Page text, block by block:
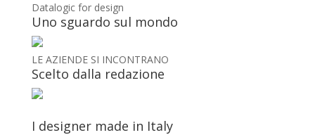
Datalogic for design
Uno sguardo sul mondo
LE AZIENDE SI INCONTRANO
Scelto dalla redazione
I designer made in Italy